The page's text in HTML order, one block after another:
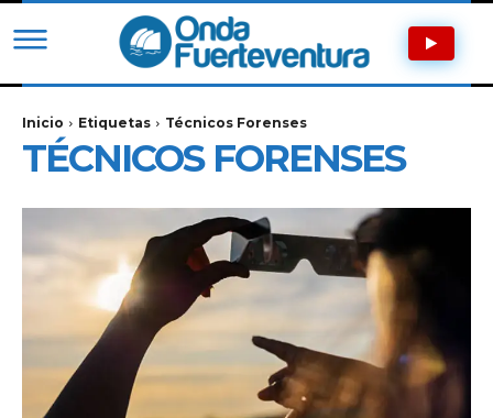
Inicio Etiquetas Técnicos Forenses
TÉCNICOS FORENSES